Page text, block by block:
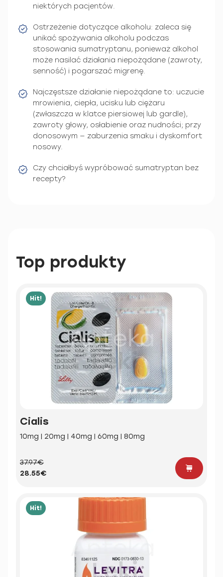
niektórych pacjentów.
Ostrzeżenie dotyczące alkoholu: zaleca się
unikać spożywania alkoholu podczas
stosowania sumatryptanu, ponieważ alkohol
może nasilać działania niepożądane (zawroty,
senność) i pogarszać migrenę.
Najczęstsze działanie niepożądane to: uczucie
mrowienia, ciepła, ucisku lub ciężaru
(zwłaszcza w klatce piersiowej lub gardle),
zawroty głowy, osłabienie oraz nudności; przy
donosowym — zaburzenia smaku i dyskomfort
nosowy.
Czy chciałbyś wypróbować sumatryptan bez
recepty?
Top produkty
Hit!
Cialis
10mg | 20mg | 40mg | 60mg | 80mg
37.97€
28.55€
Hit!